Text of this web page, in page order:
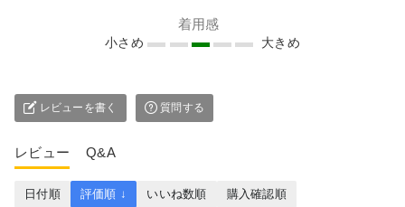
着用感
小さめ 大きめ
レビューを書く 質問する
レビュー Q&A
日付順 評価順 ↓ いいね数順
購入確認順